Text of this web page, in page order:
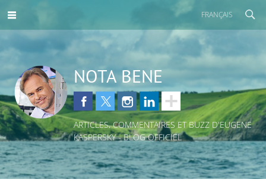
FRANÇAIS
NOTA BENE
ARTICLES, COMMENTAIRES ET BUZZ D'EUGENE
KASPERSKY - BLOG OFFICIEL